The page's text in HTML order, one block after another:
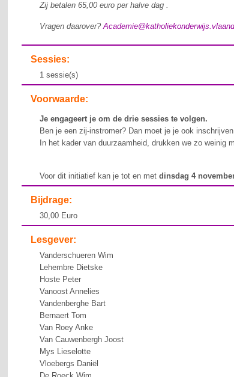
Zij betalen 65,00 euro per halve dag .
Vragen daarover?
Sessies:
1 sessie(s)
Voorwaarde:
Je engageert je om de drie sessies te volgen.
Ben je een zij-instromer? Dan moet je je ook
In het kader van duurzaamheid, drukken we zo weinig
Voor dit initiatief kan je tot en metdinsdag 4
Bijdrage:
30,00 Euro
Lesgever:
Vanderschueren Wim
Lehembre Dietske
Hoste Peter
Vanoost Annelies
Vandenberghe Bart
Bernaert Tom
Van Roey Anke
Van Cauwenbergh Joost
Mys Lieselotte
Vloebergs Daniël